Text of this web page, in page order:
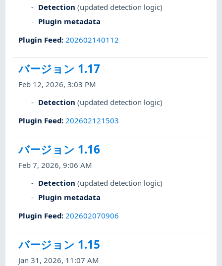
Detection (updated detection logic)
Plugin metadata
Plugin Feed: 202602140112
バージョン 1.17
Feb 12, 2026, 3:03 PM
Detection (updated detection logic)
Plugin Feed: 202602121503
バージョン 1.16
Feb 7, 2026, 9:06 AM
Detection (updated detection logic)
Plugin metadata
Plugin Feed: 202602070906
バージョン 1.15
Jan 31, 2026, 11:07 AM